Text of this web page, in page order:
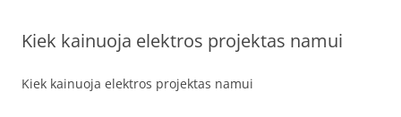
Kiek kainuoja elektros projektas namui
Kiek kainuoja elektros projektas namui